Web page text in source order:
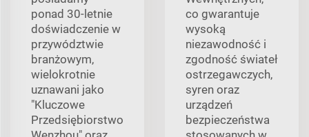
ponad 30-letnie
doświadczenie w
przywództwie
branżowym,
wielokrotnie
uznawani jako
"Kluczowe
Przedsiębiorstwo
co gwarantuje
wysoką
niezawodność i
zgodność świateł
ostrzegawczych,
syren oraz
urządzeń
bezpieczeństwa